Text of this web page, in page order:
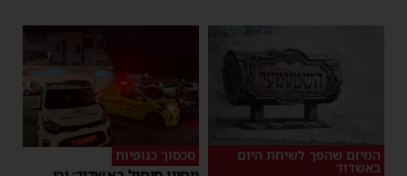
המיזם שהפך לשיחת היום
באשדוד
סכסוך כנופיות